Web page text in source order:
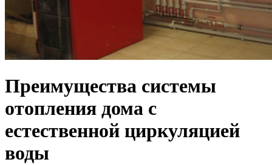
Преимущества системы
отопления дома с
естественной циркуляцией
воды